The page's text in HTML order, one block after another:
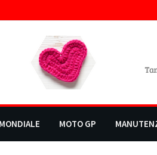
MOTO GP